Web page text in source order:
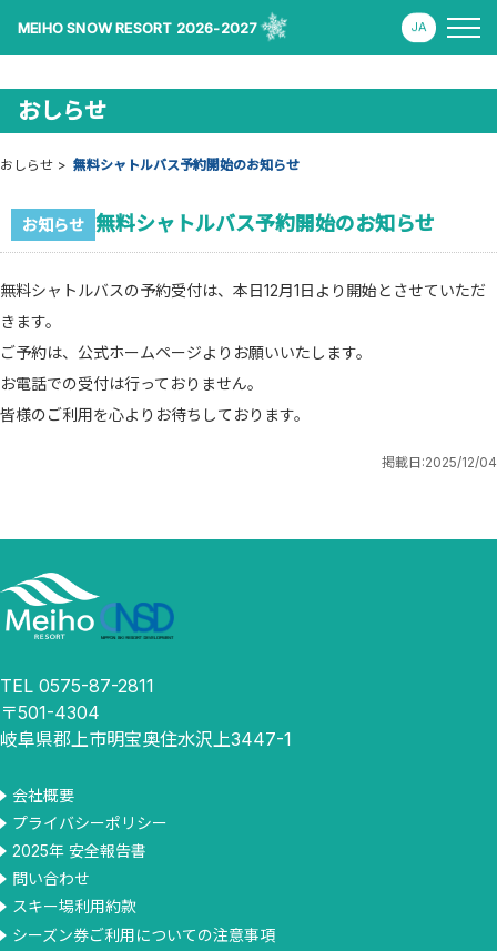
MEIHO SNOW RESORT 2026-2027
おしらせ
おしらせ 無料シャトルバス予約開始のお知らせ
お知らせ 無料シャトルバス予約開始のお知らせ
無料シャトルバスの予約受付は、本日12月1日より開始とさせていただ
きます。
ご予約は、公式ホームページよりお願いいたします。
お電話での受付は行っておりません。
皆様のご利用を心よりお待ちしております。
掲載日:2025/12/04
TEL 0575-87-2811
〒501-4304
岐阜県郡上市明宝奥住水沢上3447-1
会社概要
プライバシーポリシー
2025年 安全報告書
問い合わせ
スキー場利用約款
シーズン券ご利用についての注意事項